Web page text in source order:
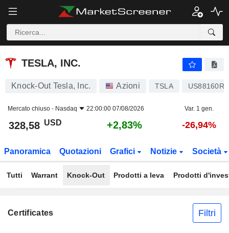
TESLA, INC.
TESLA, INC.
Knock-Out Tesla, Inc. Azioni TSLA
Mercato chiuso - Nasdaq 22:00:00 07/08/2026 Var. 1 gen.
328,58 USD +2,83% -26,94%
Panoramica Quotazioni Grafici Notizie Società
Tutti Warrant Knock-Out Prodotti a leva Prodotti
Certificates Filtri